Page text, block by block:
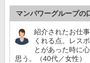
マンパワーグループの
紹介されたお仕
くれる点。レス
とがあった時に
思う。（40代／女性）